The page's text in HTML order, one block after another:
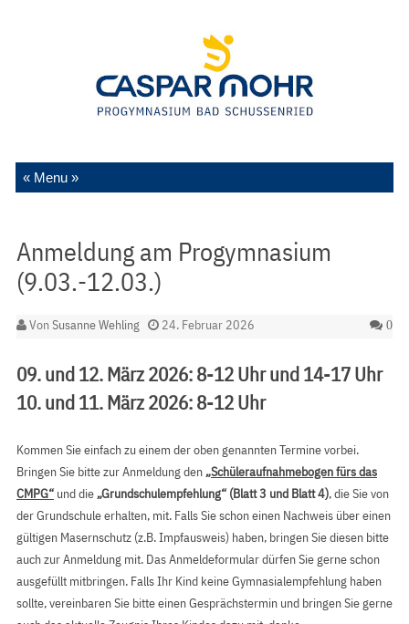
Zum Inhalt springen
Anmeldung am Progymnasium
(9.03.-12.03.)
VonSusanne Wehling 24. Februar 2026 0
09. und 12. März 2026: 8-12 Uhr und 14-17 Uhr
10. und 11. März 2026: 8-12 Uhr
Kommen Sie einfach zu einem der oben genannten Termine vorbei.
Bringen Sie bitte zur Anmeldung den „Schüleraufnahmebogen fürs das
CMPG“und die „Grundschulempfehlung“ (Blatt 3 und Blatt 4), die Sie von
der Grundschule erhalten, mit. Falls Sie schon einen Nachweis über einen
gültigen Masernschutz (z.B. Impfausweis) haben, bringen Sie diesen bitte
auch zur Anmeldung mit. Das Anmeldeformular dürfen Sie gerne schon
ausgefüllt mitbringen. Falls Ihr Kind keine Gymnasialempfehlung haben
sollte, vereinbaren Sie bitte einen Gesprächstermin und bringen Sie gerne